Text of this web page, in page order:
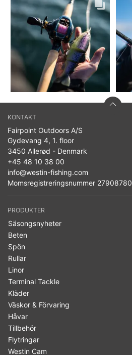
KONTAKT
Fairpoint Outdoors A/S
Gydevang 4, 1. floor
3450 Allerød - Denmark
+45 48 10 38 00
info@westin-fishing.com
Momsregistreringsnummer 27908780
PRODUKTER
Säsongsnyheter
Beten
Spön
Rullar
Linor
Terminal Tackle
Kläder
Väskor & Förvaring
Håvar
Tillbehör
Flytringar
Westin Cam